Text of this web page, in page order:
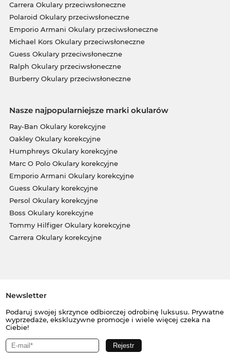
Carrera Okulary przeciwsłoneczne
Polaroid Okulary przeciwsłoneczne
Emporio Armani Okulary przeciwsłoneczne
Michael Kors Okulary przeciwsłoneczne
Guess Okulary przeciwsłoneczne
Ralph Okulary przeciwsłoneczne
Burberry Okulary przeciwsłoneczne
Nasze najpopularniejsze marki okularów
Ray-Ban Okulary korekcyjne
Oakley Okulary korekcyjne
Humphreys Okulary korekcyjne
Marc O Polo Okulary korekcyjne
Emporio Armani Okulary korekcyjne
Guess Okulary korekcyjne
Persol Okulary korekcyjne
Boss Okulary korekcyjne
Tommy Hilfiger Okulary korekcyjne
Carrera Okulary korekcyjne
Newsletter
Podaruj swojej skrzynce odbiorczej odrobinę luksusu. Prywatne
wyprzedaże, ekskluzywne promocje i wiele więcej czeka na
Ciebie!